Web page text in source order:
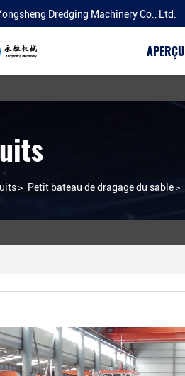
Dredging Machinery Co., Ltd.
APERÇU
> Petit bateau de dragage du sable>